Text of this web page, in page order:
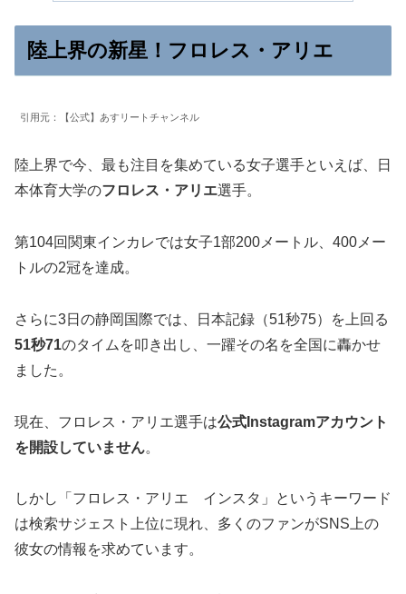
陸上界の新星！フロレス・アリエ
引用元：【公式】あすリートチャンネル
陸上界で今、最も注目を集めている女子選手といえば、日
本体育大学のフロレス・アリエ選手。
第104回関東インカレでは女子1部200メートル、400メー
トルの2冠を達成。
さらに3日の静岡国際では、日本記録（51秒75）を上回る
51秒71のタイムを叩き出し、一躍その名を全国に轟かせ
ました。
現在、フロレス・アリエ選手は公式Instagramアカウント
を開設していません。
しかし「フロレス・アリエ インスタ」というキーワード
は検索サジェスト上位に現れ、多くのファンがSNS上の
彼女の情報を求めています。